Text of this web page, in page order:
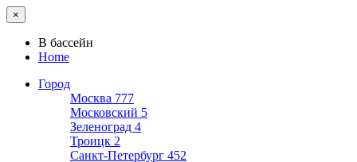
×
В бассейн
Home
Город
Москва 777
Московский 5
Зеленоград 4
Троицк 2
Санкт-Петербург 452